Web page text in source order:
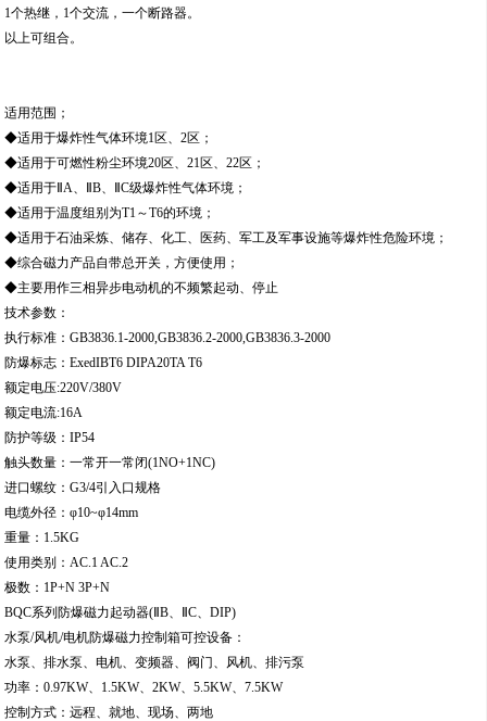
1个热继，1个交流，一个断路器。
以上可组合。
适用范围；
◆适用于爆炸性气体环境1区、2区；
◆适用于可燃性粉尘环境20区、21区、22区；
◆适用于ⅡA、ⅡB、ⅡC级爆炸性气体环境；
◆适用于温度组别为T1～T6的环境；
◆适用于石油采炼、储存、化工、医药、军工及军事设施等爆炸性危险环境；
◆综合磁力产品自带总开关，方便使用；
◆主要用作三相异步电动机的不频繁起动、停止
技术参数：
执行标准：GB3836.1-2000,GB3836.2-2000,GB3836.3-2000
防爆标志：ExedIBT6 DIPA20TA T6
额定电压:220V/380V
额定电流:16A
防护等级：IP54
触头数量：一常开一常闭(1NO+1NC)
进口螺纹：G3/4引入口规格
电缆外径：φ10~φ14mm
重量：1.5KG
使用类别：AC.1 AC.2
极数：1P+N 3P+N
BQC系列防爆磁力起动器(ⅡB、ⅡC、DIP)
水泵/风机/电机防爆磁力控制箱可控设备：
水泵、排水泵、电机、变频器、阀门、风机、排污泵
功率：0.97KW、1.5KW、2KW、5.5KW、7.5KW
控制方式：远程、就地、现场、两地